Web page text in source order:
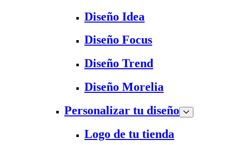
Diseño Idea
Diseño Focus
Diseño Trend
Diseño Morelia
Personalizar tu diseño
Logo de tu tienda